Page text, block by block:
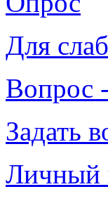
Для
Вопрос
Задать
Личный